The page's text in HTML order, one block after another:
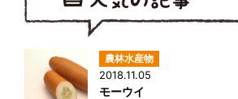
2018.11.05
モーウイ